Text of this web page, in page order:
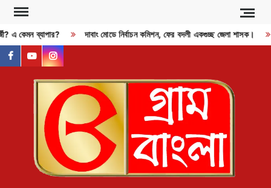
Skip
content
এ কেমন ব্যাপার? দাবাং মোডে নির্বাচন কমিশন, ফের বদলী একগুচ্ছ জেলা শাসক।
facebook
youtubeinstagram